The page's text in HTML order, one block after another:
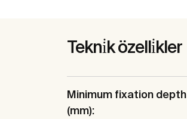
Tekni̇k özelli̇kler
Minimum fixation depth
(mm):